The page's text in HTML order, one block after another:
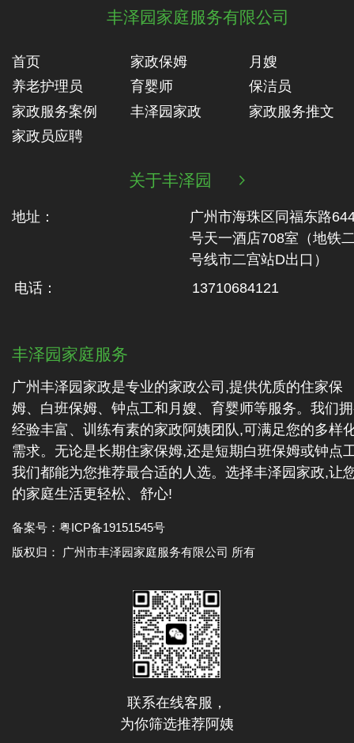
丰泽园家庭服务有限公司
首页 家政保姆
月嫂
养老护理员
育婴师
保洁员
家政服务案例
丰泽园家政
家政服务推文
家政员应聘
关于丰泽园 
地址：
广州市海珠区同福东路
号天一酒店708室（地铁‬
号线市二‬宫站D出口）
电话：
13710684121
丰泽园家庭服务
广州丰泽园家政是专业的家政公司,提供优质的住家保
姆、白班保姆、钟点工和月嫂、育婴师等服务。我们
经验丰富、训练有素的家政阿姨团队,可满足您的多样
需求。无论是长期住家保姆,还是短期白班保姆或钟点
我们都能为您推荐最合适的人选。选择丰泽园家政,让
的家庭生活更轻松、舒心!
备案号： 粤ICP备19151545号
版权归： 广州市丰泽园家庭服务有限公司 所有
联系在线客服，
为你筛选推荐阿姨